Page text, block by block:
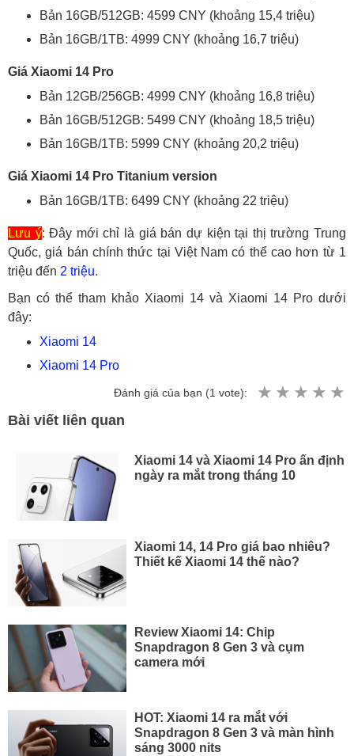
Bản 16GB/512GB: 4599 CNY (khoảng 15,4 triệu)
Bản 16GB/1TB: 4999 CNY (khoảng 16,7 triệu)
Giá Xiaomi 14 Pro
Bản 12GB/256GB: 4999 CNY (khoảng 16,8 triệu)
Bản 16GB/512GB: 5499 CNY (khoảng 18,5 triệu)
Bản 16GB/1TB: 5999 CNY (khoảng 20,2 triệu)
Giá Xiaomi 14 Pro Titanium version
Bản 16GB/1TB: 6499 CNY (khoảng 22 triệu)
Lưu ý: Đây mới chỉ là giá bán dự kiện tại thị trường Trung
Quốc, giá bán chính thức tại Việt Nam có thể cao hơn từ 1
triệu đến 2 triệu.
Bạn có thể tham khảo Xiaomi 14 và Xiaomi 14 Pro dưới
đây:
Xiaomi 14
Xiaomi 14 Pro
Đánh giá của bạn (1 vote):
Bài viết liên quan
Xiaomi 14 và Xiaomi 14 Pro ấn định
ngày ra mắt trong tháng 10
Xiaomi 14, 14 Pro giá bao nhiêu?
Thiết kế Xiaomi 14 thế nào?
Review Xiaomi 14: Chip
Snapdragon 8 Gen 3 và cụm
camera mới
HOT: Xiaomi 14 ra mắt với
Snapdragon 8 Gen 3 và màn hình
sáng 3000 nits